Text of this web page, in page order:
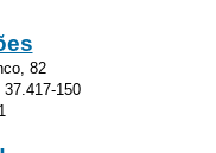
82
150